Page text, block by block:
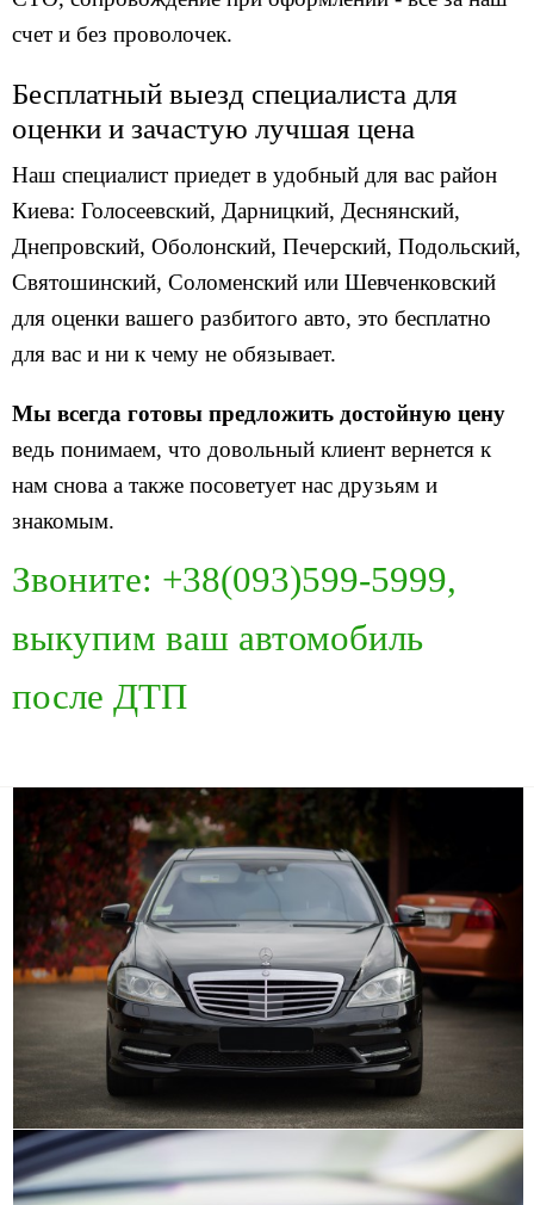
счет и без проволочек.
Бесплатный выезд специалиста для
оценки и зачастую лучшая цена
Наш специалист приедет в удобный для вас район
Киева: Голосеевский, Дарницкий, Деснянский,
Днепровский, Оболонский, Печерский, Подольский,
Святошинский, Соломенский или Шевченковский
для оценки вашего разбитого авто, это бесплатно
для вас и ни к чему не обязывает.
Мы всегда готовы предложить достойную цену
ведь понимаем, что довольный клиент вернется к
нам снова а также посоветует нас друзьям и
знакомым.
Звоните: +38(093)599-5999,
выкупим ваш автомобиль
после ДТП